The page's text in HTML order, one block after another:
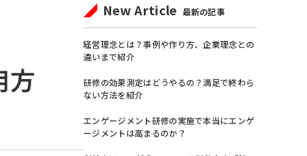
方
New Article 最新の記事
経営理念とは？事例や作り方、企業理念との
違いまで紹介
研修の効果測定はどうやるの？満足で終わら
ない方法を紹介
エンゲージメント研修の実施で本当にエンゲ
ージメントは高まるのか？